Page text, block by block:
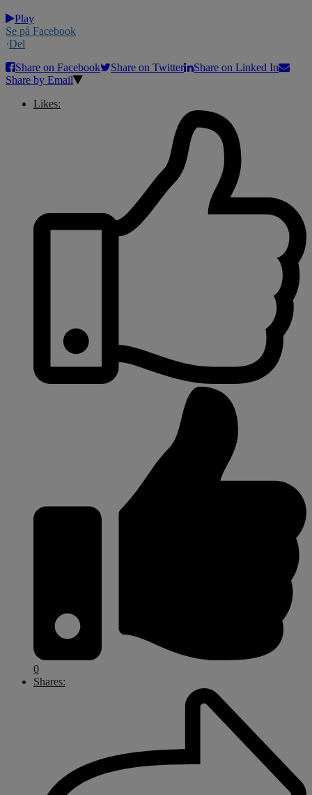
Play
Se på Facebook
·Del
Share on Facebook
Share on Twitter
Share on Linked In
Share by Email
Likes:
0
Shares: